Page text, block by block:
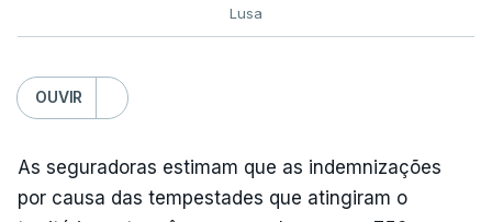
Lusa
OUVIR
As seguradoras estimam que as indemnizações
por causa das tempestades que atingiram o